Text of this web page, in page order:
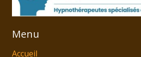
Menu
Accueil